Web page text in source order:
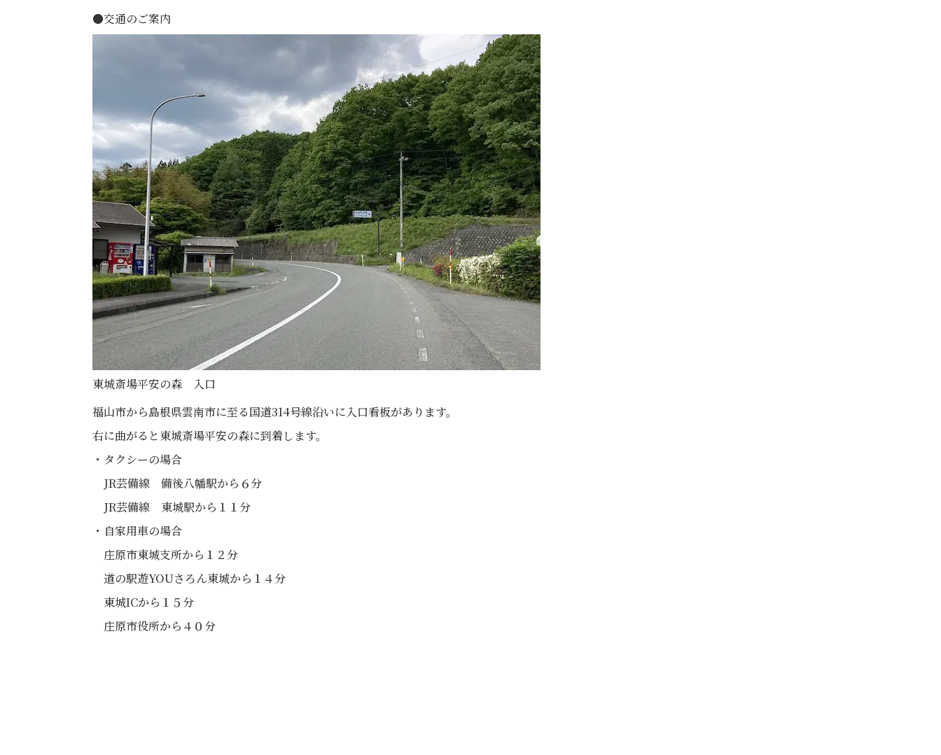
●交通のご案内
東城斎場平安の森 入口
福山市から島根県雲南市に至る国道314号線沿いに入口看板があります。
右に曲がると東城斎場平安の森に到着します。
・タクシーの場合
JR芸備線 備後八幡駅から６分
JR芸備線 東城駅から１１分
・自家用車の場合
庄原市東城支所から１２分
道の駅遊YOUさろん東城から１４分
東城ICから１５分
庄原市役所から４０分